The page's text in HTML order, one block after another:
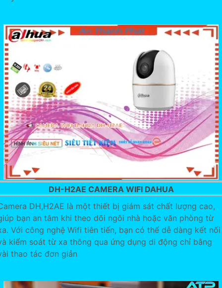
DH-H2AE CAMERA WIFI DAHUA
DH,H2AE là một thiết bị giám sát chất lượng cao,
bạn an tâm khi theo dõi ngôi nhà hoặc văn phòng từ
Với công nghệ Wifi tiên tiến, bạn có thể dễ dàng kết nối
kiểm soát từ xa thông qua ứng dụng di động chỉ bằng
thao tác đơn giản